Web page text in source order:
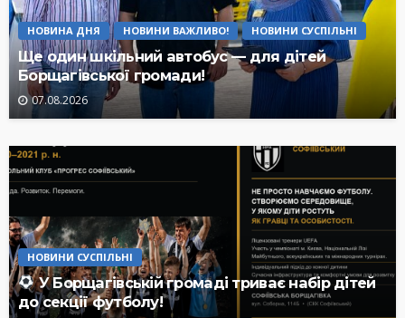
НОВИНА ДНЯ НОВИНИ ВАЖЛИВО! НОВИНИ СУСПІЛЬНІ
Ще один шкільний автобус — для дітей
Борщагівської громади!
07.08.2026
НОВИНИ СУСПІЛЬНІ
У Борщагівській громаді триває набір дітей
до секції футболу!